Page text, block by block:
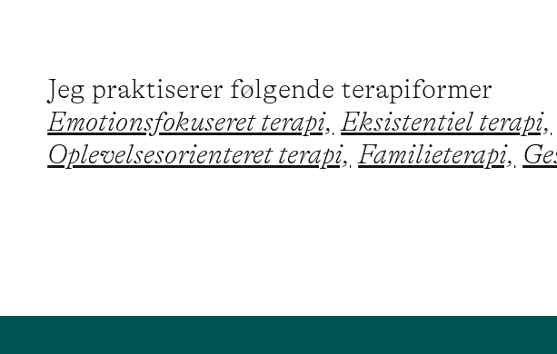
Jeg praktiserer følgende terapiformer
Emotionsfokuseret terapi, Eksistentiel terapi,
Oplevelsesorienteret terapi, Familieterapi,